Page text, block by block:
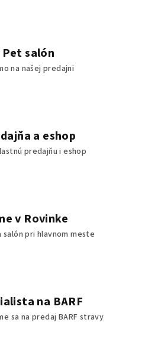
Pet salón
na našej predajni
a eshop
predajňu i eshop
v Rovinke
salón pri hlavnom meste
na BARF
sa na predaj BARF stravy